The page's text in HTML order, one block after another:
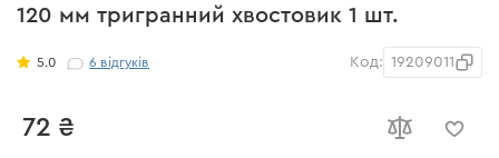
120 мм тригранний хвостовик 1 шт.
5.0 6 відгуків Код: 19209011
72 ₴